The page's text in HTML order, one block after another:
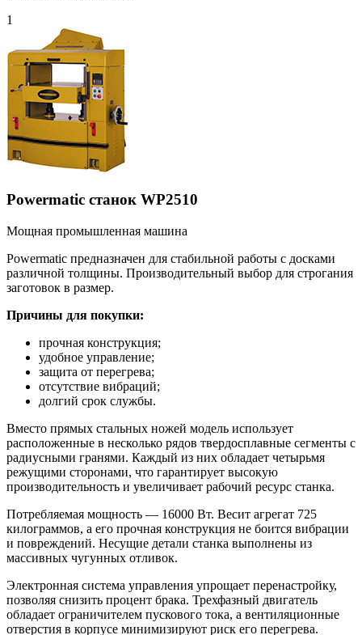
1
Powermatic станок WP2510
Мощная промышленная машина
Powermatic предназначен для стабильной работы с досками
различной толщины. Производительный выбор для строгания
заготовок в размер.
Причины для покупки:
прочная конструкция;
удобное управление;
защита от перегрева;
отсутствие вибраций;
долгий срок службы.
Вместо прямых стальных ножей модель использует
расположенные в несколько рядов твердосплавные сегменты с
радиусными гранями. Каждый из них обладает четырьмя
режущими сторонами, что гарантирует высокую
производительность и увеличивает рабочий ресурс станка.
Потребляемая мощность — 16000 Вт. Весит агрегат 725
килограммов, а его прочная конструкция не боится вибрации
и повреждений. Несущие детали станка выполнены из
массивных чугунных отливок.
Электронная система управления упрощает перенастройку,
позволяя снизить процент брака. Трехфазный двигатель
обладает ограничителем пускового тока, а вентиляционные
отверстия в корпусе минимизируют риск его перегрева.